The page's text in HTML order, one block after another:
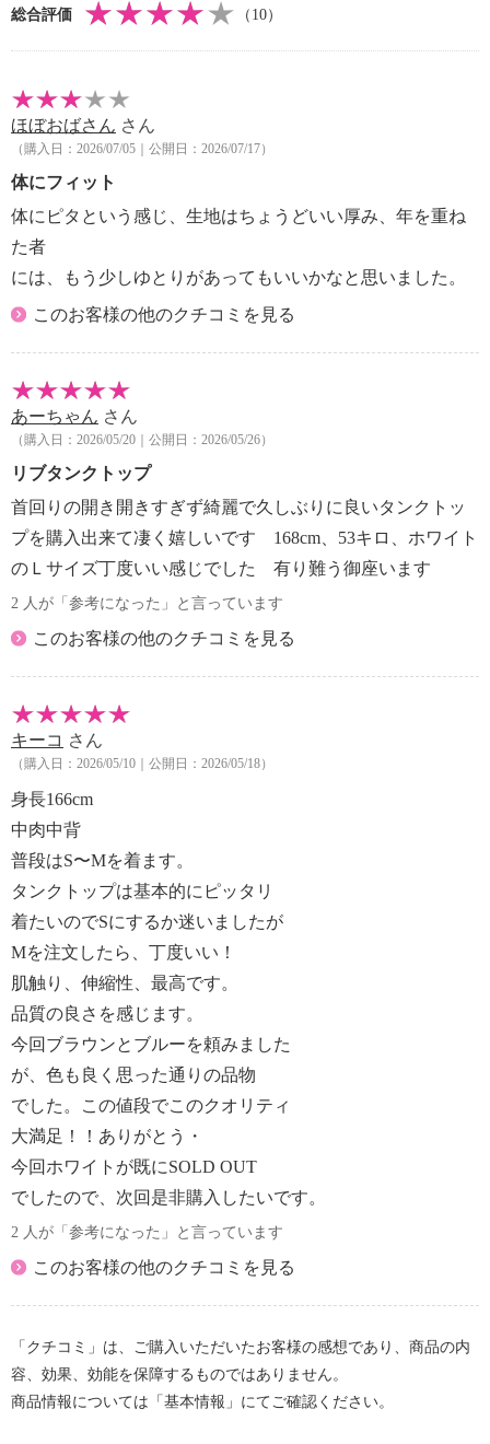
総合評価 （10）
ほぼおばさん さん
（購入日：2026/07/05｜公開日：2026/07/17）
体にフィット
体にピタという感じ、生地はちょうどいい厚み、年を重ね
た者
には、もう少しゆとりがあってもいいかなと思いました。
このお客様の他のクチコミを見る
あーちゃん さん
（購入日：2026/05/20｜公開日：2026/05/26）
リブタンクトップ
首回りの開き開きすぎず綺麗で久しぶりに良いタンクトッ
プを購入出来て凄く嬉しいです 168cm、53キロ、ホワイト
のＬサイズ丁度いい感じでした 有り難う御座います
2 人が「参考になった」と言っています
このお客様の他のクチコミを見る
キーコ さん
（購入日：2026/05/10｜公開日：2026/05/18）
身長166cm
中肉中背
普段はS〜Мを着ます。
タンクトップは基本的にピッタリ
着たいのでSにするか迷いましたが
Мを注文したら、丁度いい！
肌触り、伸縮性、最高です。
品質の良さを感じます。
今回ブラウンとブルーを頼みました
が、色も良く思った通りの品物
でした。この値段でこのクオリティ
大満足！！ありがとう・
今回ホワイトが既にSOLD OUT
でしたので、次回是非購入したいです。
2 人が「参考になった」と言っています
このお客様の他のクチコミを見る
「クチコミ」は、ご購入いただいたお客様の感想であり、商品の内
容、効果、効能を保障するものではありません。
商品情報については「基本情報」にてご確認ください。